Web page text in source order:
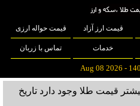
قیمت ارز آزاد قیمت حواله ارزی
خدمات تماس با زربان
قیمت طلا وجود دارد تاریخ